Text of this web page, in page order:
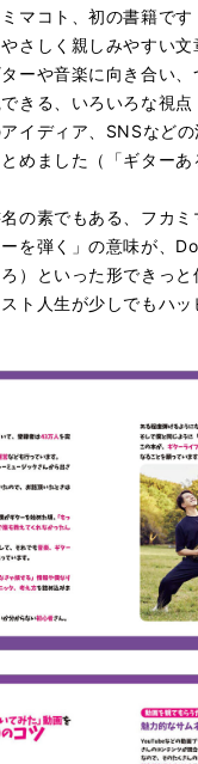
マコト、初の書籍です
さしく親しみやすい文
ーや音楽に向き合い
きる、いろいろな視
イディア、SNSなど
めました（「ギター
の素でもある、フカミ
を弾く」の意味が、
）といった形できっと
ト人生が少しでもハッ